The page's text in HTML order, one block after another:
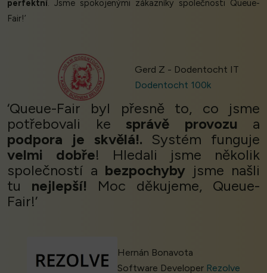
perfektní. Jsme spokojenými zákazníky společnosti Queue-
Fair!’
Gerd Z - Dodentocht IT
Dodentocht 100k
‘Queue-Fair byl přesně to, co jsme
potřebovali ke správě provozu a
podpora je skvělá!. Systém funguje
velmi dobře! Hledali jsme několik
společností a bezpochyby jsme našli
tu nejlepší! Moc děkujeme, Queue-
Fair!’
Hernán Bonavota
Software Developer Rezolve